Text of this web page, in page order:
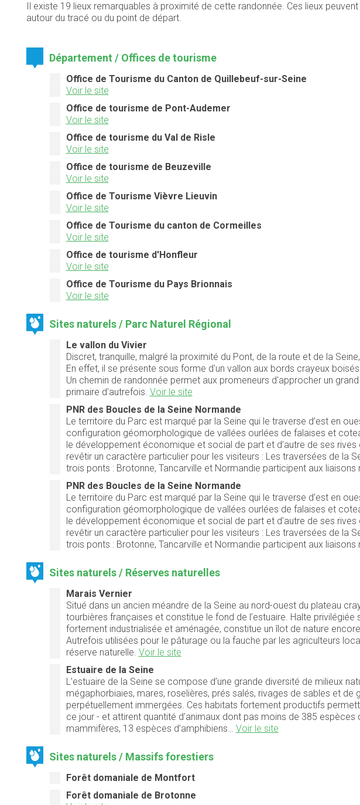
Il existe 19 lieux remarquables à proximité de cette randonnée. Ces lieux
autour du tracé ou du point de départ.
Département / Offices de tourisme
Office de Tourisme du Canton de Quillebeuf-sur-Seine
Voir le site
Office de tourisme de Pont-Audemer
Voir le site
Office de tourisme du Val de Risle
Voir le site
Office de tourisme de Beuzeville
Voir le site
Office de Tourisme Vièvre Lieuvin
Voir le site
Office de Tourisme du canton de Cormeilles
Voir le site
Office de tourisme d'Honfleur
Voir le site
Office de Tourisme du Pays Brionnais
Voir le site
Sites naturels / Parc Naturel Régional
Le vallon du Vivier
Discret, tranquille, malgré la proximité du Pont, de la route et de la
En effet, il se présente sous forme d'un vallon aux bords crayeux
Un chemin de randonnée permet aux promeneurs d'approcher un
primaire d'autrefois. Voir le site
PNR des Boucles de la Seine Normande
Le territoire du Parc est marqué par la Seine qui le traverse d’est en
configuration géomorphologique de vallées ourlées de falaises et
le développement économique et social de part et d’autre de ses
revêtir un caractère particulier pour les visiteurs : Les traversées de la
trois ponts : Brotonne, Tancarville et Normandie participent aux
PNR des Boucles de la Seine Normande
Le territoire du Parc est marqué par la Seine qui le traverse d’est en
configuration géomorphologique de vallées ourlées de falaises et
le développement économique et social de part et d’autre de ses
revêtir un caractère particulier pour les visiteurs : Les traversées de la
trois ponts : Brotonne, Tancarville et Normandie participent aux
Sites naturels / Réserves naturelles
Marais Vernier
Situé dans un ancien méandre de la Seine au nord-ouest du plateau
tourbières françaises et constitue le fond de l’estuaire. Halte privilégiée
fortement industrialisée et aménagée, constitue un îlot de nature
Autrefois utilisées pour le pâturage ou la fauche par les agriculteurs
réserve naturelle. Voir le site
Estuaire de la Seine
L’estuaire de la Seine se compose d’une grande diversité de milieux
mégaphorbiaies, mares, roselières, prés salés, rivages de sables et
perpétuellement immergées. Ces habitats fortement productifs
ce jour - et attirent quantité d’animaux dont pas moins de 385
mammifères, 13 espèces d’amphibiens… Voir le site
Sites naturels / Massifs forestiers
Forêt domaniale de Montfort
Forêt domaniale de Brotonne